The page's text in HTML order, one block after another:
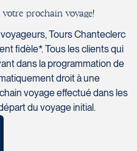
par jour)
à Denis Island et 10 soupers
Mahé et Denis Island aller-
en anglais
et au personnel hôtelier
votre prochain voyage!
Tours Chanteclerc
fidèle*. Tous les clients qui
dans la programmation de
droit à une
voyage effectué dans les
du voyage initial.
2439